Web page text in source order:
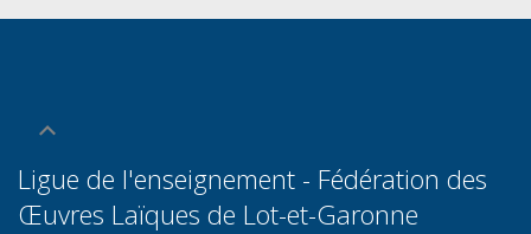
Ligue de l'enseignement - Fédération des
Œuvres Laïques de Lot-et-Garonne